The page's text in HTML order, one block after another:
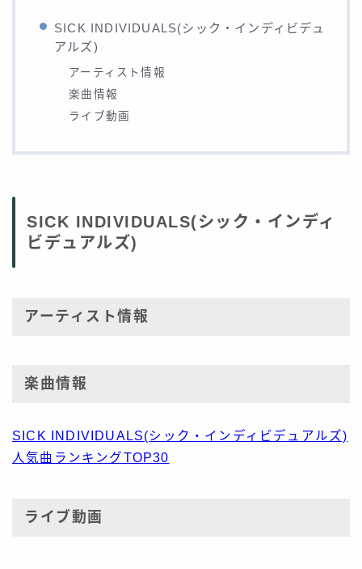
SICK INDIVIDUALS(シック・インディビデュ
アルズ)
アーティスト情報
楽曲情報
ライブ動画
SICK INDIVIDUALS(シック・インディ
ビデュアルズ)
アーティスト情報
楽曲情報
SICK INDIVIDUALS(シック・インディビデュアルズ)
人気曲ランキングTOP30
ライブ動画